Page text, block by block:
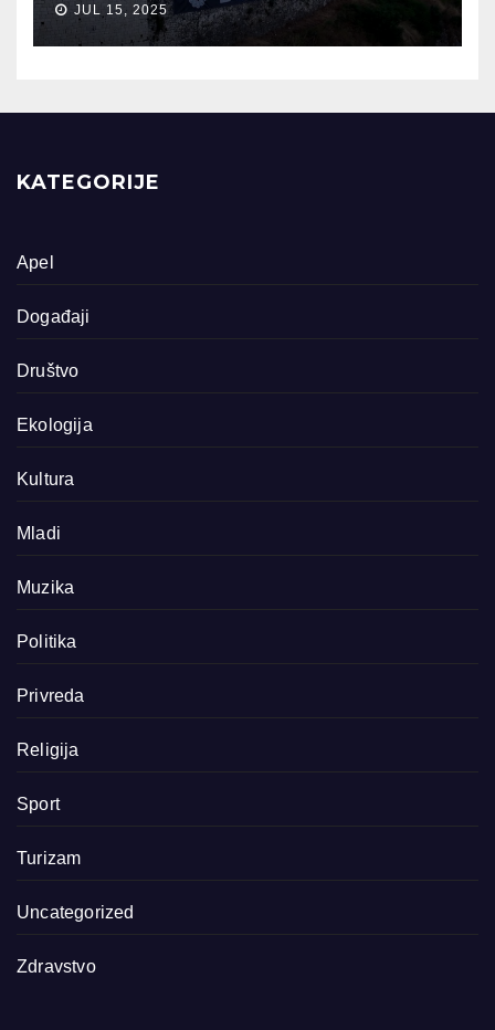
JUL 15, 2025
KATEGORIJE
Apel
Događaji
Društvo
Ekologija
Kultura
Mladi
Muzika
Politika
Privreda
Religija
Sport
Turizam
Uncategorized
Zdravstvo